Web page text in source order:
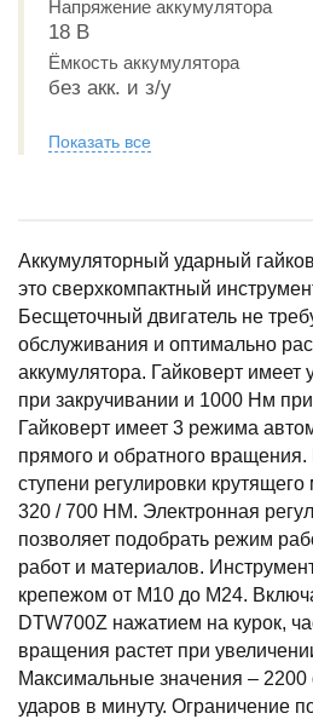
Напряжение аккумулятора
18 В
Ёмкость аккумулятора
без акк. и з/у
Показать все
Аккумуляторный ударный
это сверхкомпактный
Бесщеточный двигатель не
обслуживания и оптимально
аккумулятора. Гайковерт
при закручивании и 1000 Нм
Гайковерт имеет 3 режима
прямого и обратного
ступени регулировки
320 / 700 НМ. Электронная
позволяет подобрать режим
работ и материалов.
крепежом от М10 до М24.
DTW700Z нажатием на курок,
вращения растет при
Максимальные значения – 2200
ударов в минуту. Ограничение